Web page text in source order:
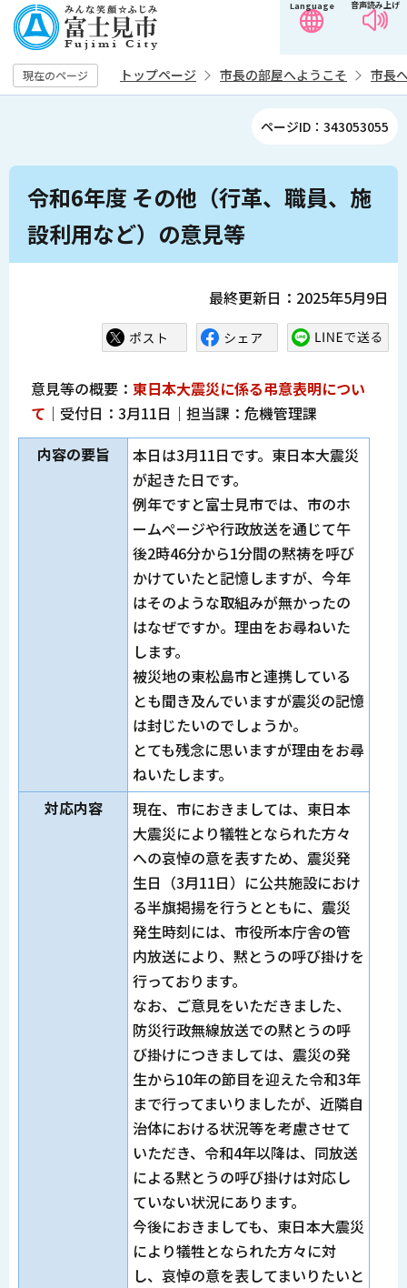
の
ペ
ー
音声読み上げ
Language
現在のページ トップページ 市長の部屋へようこそ 市長
ページID：343053055
本
か
令和6年度 その他（行革、職員、施
設利用など）の意見等
最終更新日：2025年5月9日
意見等の概要： 東日本大震災に係る弔意表明につい
て ｜受付日：3月11日｜担当課：危機管理課
内容の要旨
本日は3月11日です。東日本大震災
が起きた日です。
例年ですと富士見市では、市のホ
ームぺージや行政放送を通じて午
後2時46分から1分間の黙祷を呼び
かけていたと記憶しますが、今年
はそのような取組みが無かったの
はなぜですか。理由をお尋ねいた
します。
被災地の東松島市と連携している
とも聞き及んでいますが震災の記憶
は封じたいのでしょうか。
とても残念に思いますが理由をお尋
ねいたします。
対応内容
現在、市におきましては、東日本
大震災により犠牲となられた方々
への哀悼の意を表すため、震災発
生日（3月11日）に公共施設におけ
る半旗掲揚を行うとともに、震災
発生時刻には、市役所本庁舎の管
内放送により、黙とうの呼び掛けを
行っております。
なお、ご意見をいただきました、
防災行政無線放送での黙とうの呼
び掛けにつきましては、震災の発
生から10年の節目を迎えた令和3年
まで行ってまいりましたが、近隣自
治体における状況等を考慮させて
いただき、令和4年以降は、同放送
による黙とうの呼び掛けは対応し
ていない状況にあります。
今後におきましても、東日本大震災
により犠牲となられた方々に対
し、哀悼の意を表してまいりたいと